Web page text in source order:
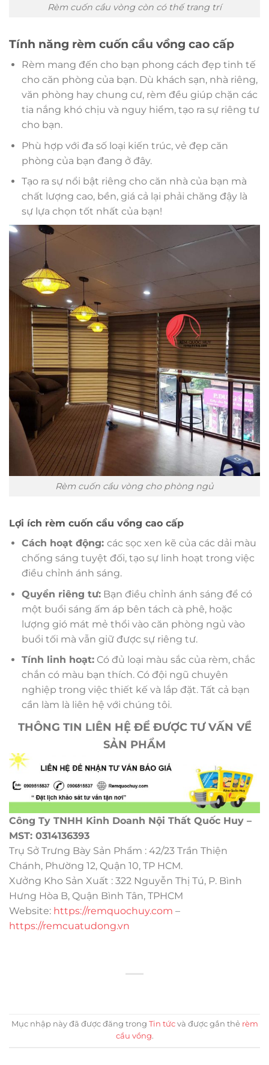
Rèm cuốn cầu vòng còn có thế trang trí
Tính năng rèm cuốn cầu vồng cao cấp
Rèm mang đến cho bạn phong cách đẹp tinh tế
cho căn phòng của bạn. Dù khách sạn, nhà riêng,
văn phòng hay chung cư, rèm đều giúp chặn các
tia nắng khó chịu và nguy hiểm, tạo ra sự riêng tư
cho bạn.
Phù hợp với đa số loại kiến trúc, vẻ đẹp căn
phòng của bạn đang ở đây.
Tạo ra sự nổi bật riêng cho căn nhà của bạn mà
chất lượng cao, bền, giá cả lại phải chăng đậy là
sự lựa chọn tốt nhất của bạn!
Rèm cuốn cầu vòng cho phòng ngủ
Lợi ích rèm cuốn cầu vồng cao cấp
Cách hoạt động: các sọc xen kẽ của các dải màu
chống sáng tuyệt đối, tạo sự linh hoạt trong việc
điều chỉnh ánh sáng.
Quyền riêng tư:Bạn điều chỉnh ánh sáng để có
một buổi sáng ấm áp bên tách cà phê, hoặc
lượng gió mát mẻ thổi vào căn phòng ngủ vào
buổi tối mà vẫn giữ được sự riêng tư.
Tính linh hoạt:Có đủ loại màu sắc của rèm, chắc
chắn có màu bạn thích. Có đội ngũ chuyên
nghiệp trong việc thiết kế và lắp đặt. Tất cả bạn
cần làm là liên hệ với chúng tôi.
THÔNG TIN LIÊN HỆ ĐỂ ĐƯỢC TƯ VẤN VỀ
SẢN PHẨM
Công Ty TNHH Kinh Doanh Nội Thất Quốc Huy –
MST: 0314136393
Trụ Sở Trưng Bày Sản Phẩm : 42/23 Trần Thiện
Chánh, Phường 12, Quận 10, TP HCM.
Xưởng Kho Sản Xuất : 322 Nguyễn Thị Tú, P. Bình
Hưng Hòa B, Quận Bình Tân, TPHCM
Website: https://remquochuy.com –
https://remcuatudong.vn
Mục nhập này đã được đăng trong Tin tứcvà được gắn thẻ rèm
cầu vồng.